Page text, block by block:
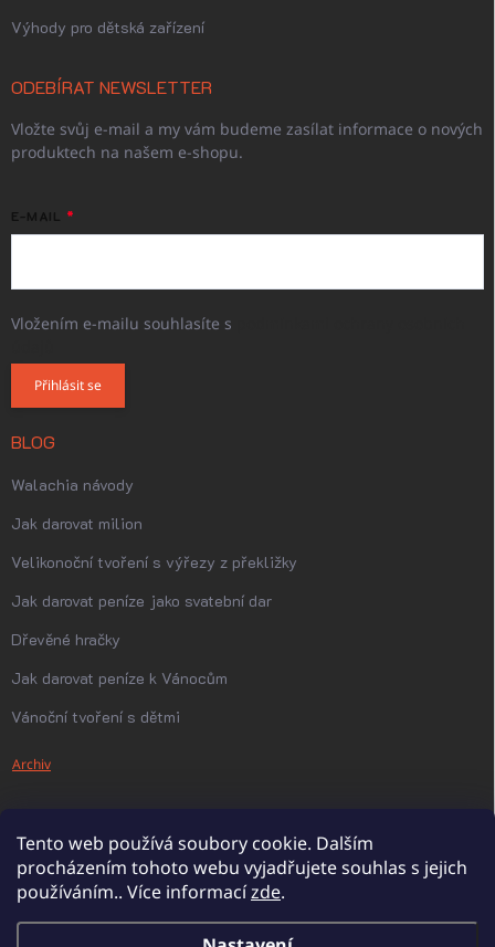
Tento web používá soubory cookie. Dalším
procházením tohoto webu vyjadřujete souhlas s jejich
používáním.. Více informacízde.
Výhody pro dětská zařízení
ODEBÍRAT NEWSLETTER
Vložte svůj e-mail a my vám budeme zasílat informace o nových
produktech na našem e-shopu.
E-MAIL
Vložením e-mailu souhlasíte s
Přihlásit se
BLOG
Walachia návody
Jak darovat milion
Velikonoční tvoření s výřezy z překližky
Jak darovat peníze jako svatební dar
Dřevěné hračky
Jak darovat peníze k Vánocům
Vánoční tvoření s dětmi
Archiv